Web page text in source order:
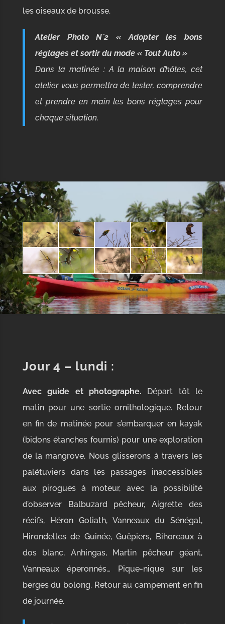
les oiseaux de brousse.
Atelier Photo N°2 « Adopter les bons
réglages et sortir du mode « Tout Auto »
Dans la matinée : A la maisond’hôtes, cet
atelier vous permettra de tester, comprendre
et prendre en main les bons réglages pour
chaque situation.
Jour 4 – lundi :
Avec guide et photographe. Départ tôt le
matin pour une sortie ornithologique. Retour
en fin de matinée pour s’embarquer en kayak
(bidons étanches fournis) pour une exploration
de la mangrove. Nous glisserons à travers les
palétuviers dans les passages inaccessibles
aux pirogues à moteur, avec la possibilité
d’observer Balbuzard pêcheur, Aigrette des
récifs, Héron Goliath, Vanneaux du Sénégal,
Hirondelles de Guinée, Guêpiers, Bihoreaux à
dos blanc, Anhingas, Martin pêcheur géant,
Vanneaux éperonnés… Pique-nique sur les
berges du bolong. Retour au campement en fin
de journée.